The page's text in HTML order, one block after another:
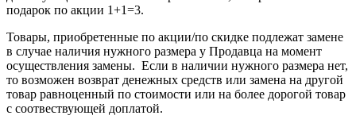
подарок по акции 1+1=3.
Товары, приобретенные по акции/по скидке подлежат замене
в случае наличия нужного размера у Продавца на момент
осуществления замены. Если в наличии нужного размера нет,
то возможен возврат денежных средств или замена на другой
товар равноценный по стоимости или на более дорогой товар
с соотвествующей доплатой.